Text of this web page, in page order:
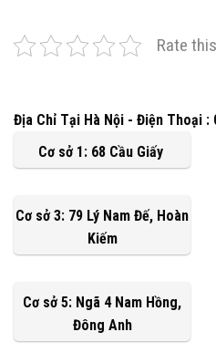
Rate
Địa Chỉ Tại Hà Nội - Điện Thoại :
Cơ sở 1: 68 Cầu Giấy
Cơ sở 3: 79 Lý Nam Đế, Hoàn
Kiếm
Cơ sở 5: Ngã 4 Nam Hồng,
Đông Anh